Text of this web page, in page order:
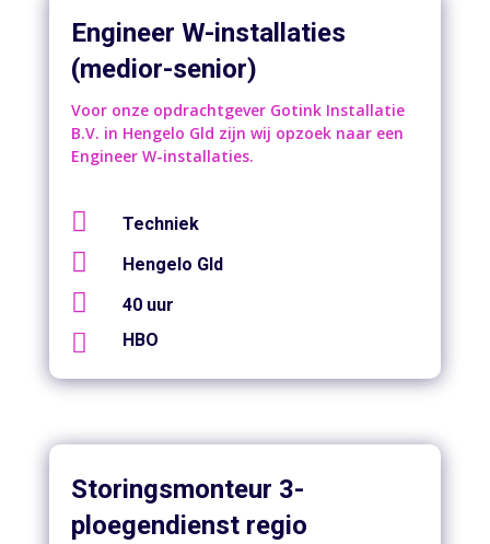
Engineer W-installaties
(medior-senior)
Voor onze opdrachtgever Gotink Installatie
B.V. in Hengelo Gld zijn wij opzoek naar een
Engineer W-installaties.
 Techniek
 Hengelo Gld
 40 uur
 HBO
Storingsmonteur 3-
ploegendienst regio